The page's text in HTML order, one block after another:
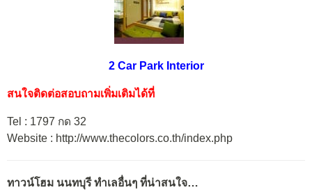
2 Car Park Interior
สนใจติดต่อสอบถามเพิ่มเติมได้ที่
Tel : 1797 กด 32
Website : http://www.thecolors.co.th/index.php
ทาวน์โฮม นนทบุรี ทำเลอื่นๆ ที่น่าสนใจ…